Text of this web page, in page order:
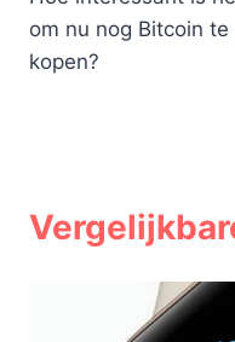
navigatie
om nu nog Bitcoin te
kopen?